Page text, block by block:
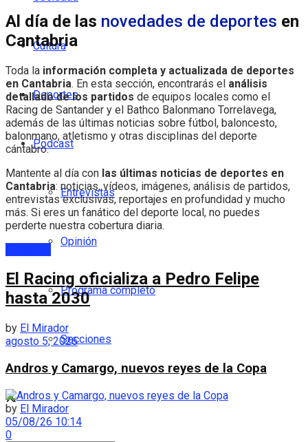
Cultura
Deportes
Podcast
Entrevistas
Opinión
Programa completo
Secciones
Al día de las novedades de deportes en
Cantabria
Toda la información completa y actualizada de deportes
en Cantabria. En esta sección, encontrarás el análisis
detallado de los partidos de equipos locales como el
Racing de Santander y el Bathco Balonmano Torrelavega,
además de las últimas noticias sobre fútbol, baloncesto,
balonmano, atletismo y otras disciplinas del deporte
cántabro.
Mantente al día con las últimas noticias de deportes en
Cantabria: noticias, vídeos, imágenes, análisis de partidos,
entrevistas exclusivas, reportajes en profundidad y mucho
más. Si eres un fanático del deporte local, no puedes
perderte nuestra cobertura diaria.
El Racing oficializa a Pedro Felipe
hasta 2030
by El Mirador
agosto 5, 2026
Andros y Camargo, nuevos reyes de la Copa
by El Mirador
05/08/26 10:14
0